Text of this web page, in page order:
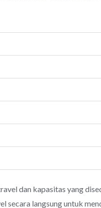
dan kapasitas yang
secara langsung untuk